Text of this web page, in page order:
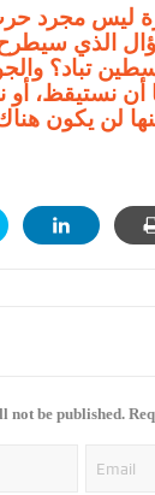
ليس مجرد
الذي سيطرح
تباد؟
أن نستيقظ، أو
لن يكون
not be published.